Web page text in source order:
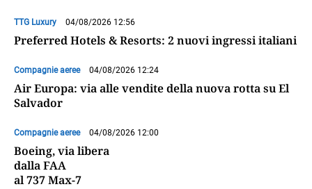
TTG Luxury 04/08/2026 12:56
Preferred Hotels & Resorts: 2 nuovi ingressi italiani
Compagnie aeree 04/08/2026 12:24
Air Europa: via alle vendite della nuova rotta su El
Salvador
Compagnie aeree 04/08/2026 12:00
Boeing, via libera
dalla FAA
al 737 Max-7